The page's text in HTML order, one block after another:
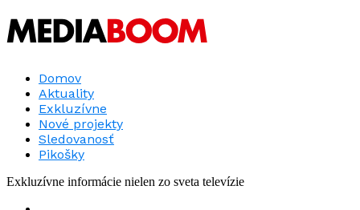
Domov
Aktuality
Exkluzívne
Nové projekty
Sledovanosť
Pikošky
Exkluzívne informácie nielen zo sveta televízie